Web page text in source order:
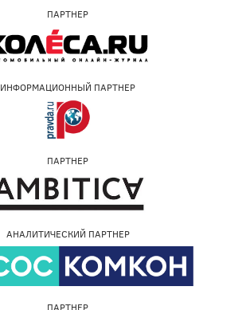
ПАРТНЕР
ИНФОРМАЦИОННЫЙ ПАРТНЕР
ПАРТНЕР
АНАЛИТИЧЕСКИЙ ПАРТНЕР
ПАРТНЕР